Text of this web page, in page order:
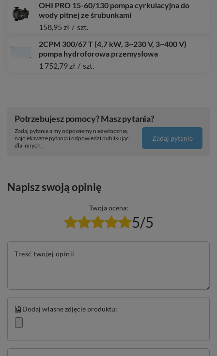
OHI PRO 15-60/130 pompa cyrkulacyjna do
wody pitnej ze śrubunkami
158,95 zł / szt.
2CPM 300/67 T (4,7 kW, 3~230 V, 3~400 V)
pompa hydroforowa przemysłowa
1 752,79 zł / szt.
Potrzebujesz pomocy? Masz pytania?
Zadaj pytanie a my odpowiemy niezwłocznie,
najciekawsze pytania i odpowiedzi publikując
dla innych.
Zadaj pytanie
Napisz swoją opinię
Twoja ocena:
5/5
Treść twojej opinii
Dodaj własne zdjęcie produktu: